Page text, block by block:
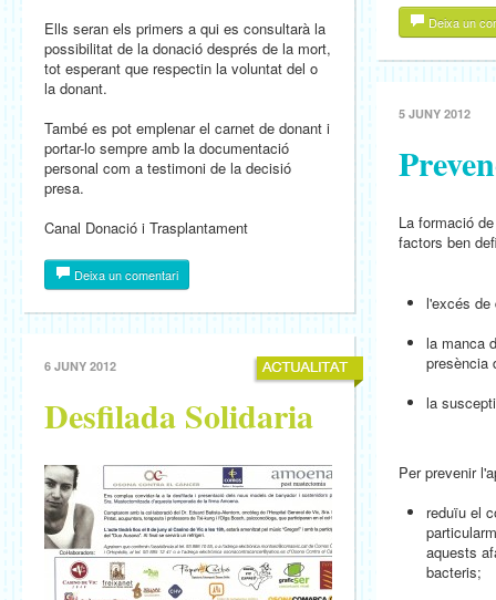
Ells seran els primers a qui es consultarà la
possibilitat de la donació després de la mort,
tot esperant que respectin la voluntat del o
la donant.
També es pot emplenar el carnet de donant i
portar-lo sempre amb la documentació
personal com a testimoni de la decisió
presa.
Canal Donació i Trasplantament
Deixa un comentari
6 JUNY 2012
Desfilada Solidaria
Deixa un
5 JUNY 2012
La formació
factors ben
l'excés de
la manca
presència
la
Per prevenir
reduïu el
aquests
bacteris;